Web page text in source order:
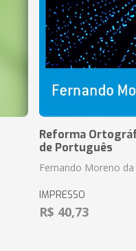
Reforma
de Português
Fernando Moreno da
IMPRESSO
R$ 40,73